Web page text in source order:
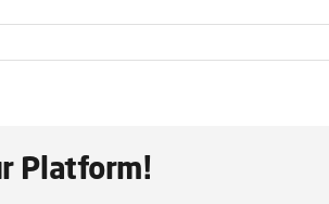
Platform!